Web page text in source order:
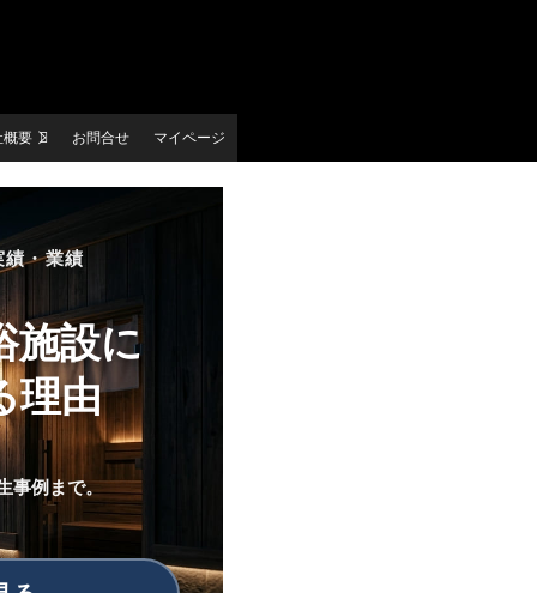
概要 お問合せ マイページ
績・業績
施設に
理由
事例まで。